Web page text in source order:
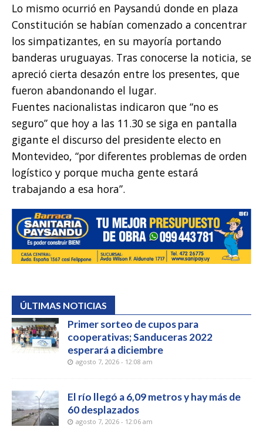
Lo mismo ocurrió en Paysandú donde en plaza
Constitución se habían comenzado a concentrar
los simpatizantes, en su mayoría portando
banderas uruguayas. Tras conocerse la noticia, se
apreció cierta desazón entre los presentes, que
fueron abandonando el lugar.
Fuentes nacionalistas indicaron que “no es
seguro” que hoy a las 11.30 se siga en pantalla
gigante el discurso del presidente electo en
Montevideo, “por diferentes problemas de orden
logístico y porque mucha gente estará
trabajando a esa hora”.
ÚLTIMAS NOTICIAS
Primer sorteo de cupos para
cooperativas; Sanduceras 2022
esperará a diciembre
agosto 7, 2026 - 12:08 am
El río llegó a 6,09 metros y hay más de
60 desplazados
agosto 7, 2026 - 12:06 am